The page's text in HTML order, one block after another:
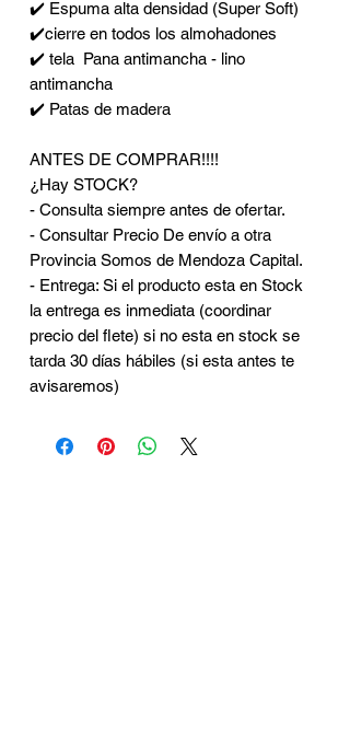
✔️ Espuma alta densidad (Super Soft)
✔️cierre en todos los almohadones
✔️ tela Pana antimancha - lino
antimancha
✔️ Patas de madera
ANTES DE COMPRAR!!!!
¿Hay STOCK?
- Consulta siempre antes de ofertar.
- Consultar Precio De envío a otra
Provincia Somos de Mendoza Capital.
- Entrega: Si el producto esta en Stock
la entrega es inmediata (coordinar
precio del flete) si no esta en stock se
tarda 30 días hábiles (si esta antes te
avisaremos)